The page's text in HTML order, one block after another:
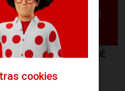
URBANA SOSTENIBLE Y QUÉ
cookies